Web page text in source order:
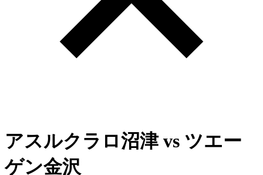
アスルクラロ沼津vs ツエー
ゲン金沢